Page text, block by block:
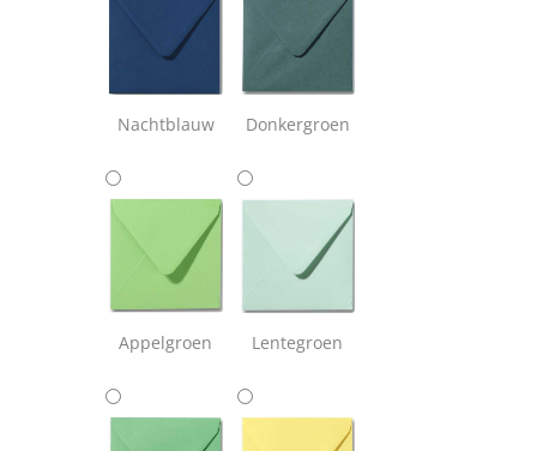
Nachtblauw Donkergroen
Appelgroen Lentegroen